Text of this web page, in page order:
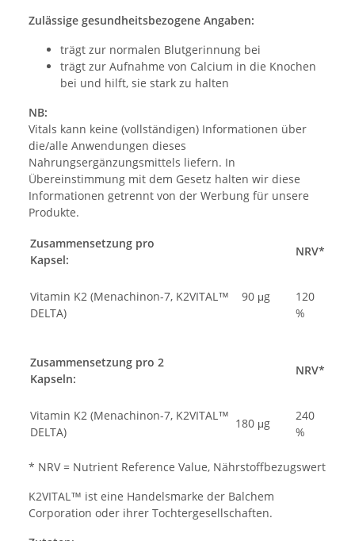
Zulässige gesundheitsbezogene Angaben:
trägt zur normalen Blutgerinnung bei
trägt zur Aufnahme von Calcium in die Knochen
bei und hilft, sie stark zu halten
NB:
Vitals kann keine (vollständigen) Informationen über
die/alle Anwendungen dieses
Nahrungsergänzungsmittels liefern. In
Übereinstimmung mit dem Gesetz halten wir diese
Informationen getrennt von der Werbung für unsere
Produkte.
Zusammensetzung pro
Kapsel:
NRV*
Vitamin K2 (Menachinon-7, K2VITAL™
DELTA)
90 μg
120
%
Zusammensetzung pro 2
Kapseln:
NRV*
Vitamin K2 (Menachinon-7, K2VITAL™
DELTA)
180 μg
240
%
* NRV = Nutrient Reference Value, Nährstoffbezugswert
K2VITAL™ ist eine Handelsmarke der Balchem
Corporation oder ihrer Tochtergesellschaften.